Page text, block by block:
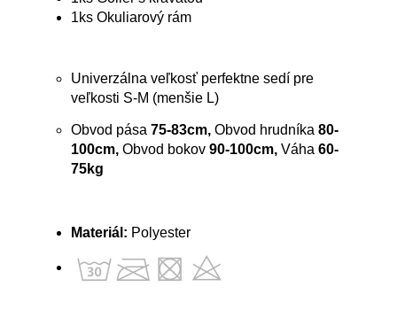
1ks Okuliarový rám
Univerzálna veľkosť perfektne sedí pre
veľkosti S-M (menšie L)
Obvod pása 75-83cm, Obvod hrudníka 80-
100cm, Obvod bokov 90-100cm, Váha 60-
75kg
Materiál: Polyester